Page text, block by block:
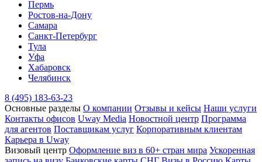
Пермь
Ростов-на-Дону
Самара
Санкт-Петербург
Тула
Уфа
Хабаровск
Челябинск
8 (495) 183-63-23
Основные разделы О компании Отзывы и кейсы Наши услуги
Контакты офисов Uway Media Новостной центр Программа
для агентов Поставщикам услуг Корпоративным клиентам
Карьера в Uway
Визовый центр Оформление виз в 60+ стран мира Ускоренная